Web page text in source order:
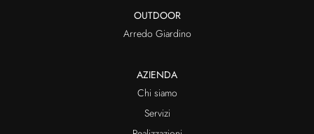
OUTDOOR
Arredo Giardino
AZIENDA
Chi siamo
Servizi